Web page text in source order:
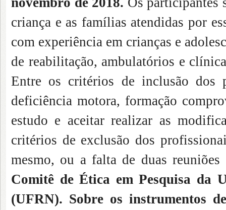
criança e as famílias atendidas por
com experiência em crianças e
de reabilitação, ambulatórios e
Entre os critérios de inclusão dos
deficiência motora, formação
estudo e aceitar realizar as
critérios de exclusão dos
mesmo, ou a falta de duas
Comitê de Ética em Pesquisa da
(UFRN). Sobre os instrumentos